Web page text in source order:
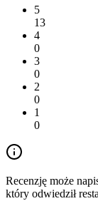
5
13
4
0
3
0
2
0
1
0
Recenzję może
który odwiedził